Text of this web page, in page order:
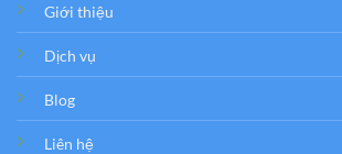
Giới thiệu
Dịch vụ
Blog
Liên hệ